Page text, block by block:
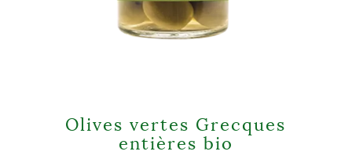
Olives vertes Grecques
entières bio